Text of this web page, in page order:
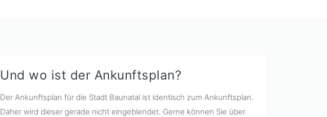
Und wo ist der Ankunftsplan?
Der Ankunftsplan für die Stadt Baunatal ist identisch zum Ankunftsplan.
Daher wird dieser gerade nicht eingeblendet. Gerne können Sie über